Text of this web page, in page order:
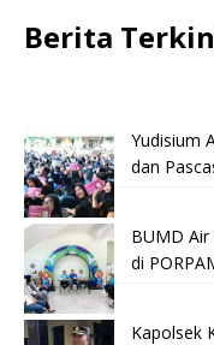
Berita
Yudisium
dan
BUMD
di
Kapolsek